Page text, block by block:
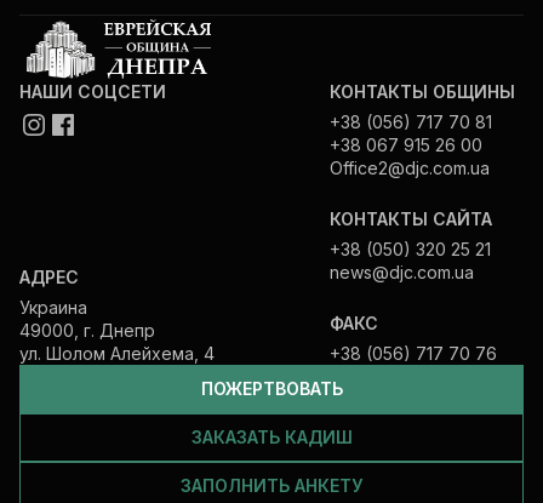
ПОЖЕРТВОВАТЬ
ЗАКАЗАТЬ КАДИШ
ЗАПОЛНИТЬ АНКЕТУ
НАШИ СОЦСЕТИ
АДРЕС
Украина
49000, г. Днепр
ул. Шолом Алейхема, 4
КОНТАКТЫ ОБЩИНЫ
+38 (056) 717 70 81
+38 067 915 26 00
Office2@djc.com.ua
КОНТАКТЫ САЙТА
+38 (050) 320 25 21
news@djc.com.ua
ФАКС
+38 (056) 717 70 76